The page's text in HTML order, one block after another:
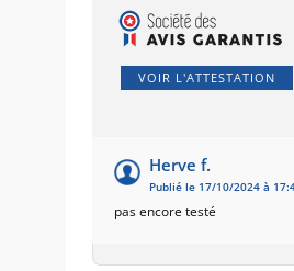
VOIR L'ATTESTATION
Herve f.
Publié le 17/10/2024 à
pas encore testé